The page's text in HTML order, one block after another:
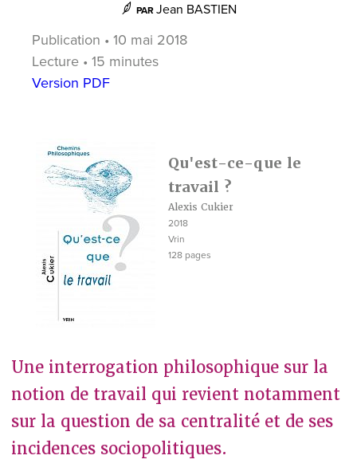
PAR Jean BASTIEN
Publication • 10 mai 2018
Lecture • 15 minutes
Version PDF
Qu'est-ce-que le
travail ?
Alexis Cukier
2018
Vrin
128 pages
Une interrogation philosophique sur la
notion de travail qui revient notamment
sur la question de sa centralité et de ses
incidences sociopolitiques.